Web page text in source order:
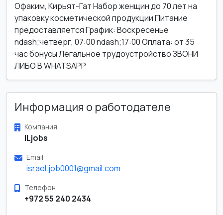
Офаким, Кирьят-Гат Набор женщин до 70 лет на
упаковку косметической продукции Питание
предоставляется График: Воскресенье
ndash;четверг, 07:00 ndash;17:00 Оплата: от 35
час бонусы Легальное трудоустройство ЗВОНИ
ЛИБО В WHATSAPP
Информация о работодателе
Компания
ILjobs
Email
israel.job0001@gmail.com
Телефон
+972 55 240 2434